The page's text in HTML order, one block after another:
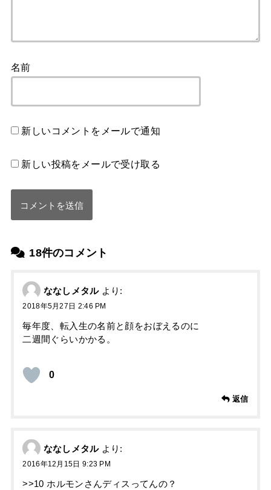
18件のコメント
ななしメタル より:
2018年5月27日 2:46 PM
毎年度、転入生の名前と顔をおぼえるのに
二週間ぐらいかかる。
0
返信
ななしメタル より:
2016年12月15日 9:23 PM
>>10 ホルモンさんディスってんの？
名前
新しいコメントをメールで通知
新しい投稿をメールで受け取る